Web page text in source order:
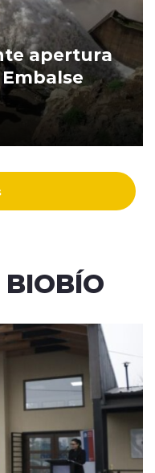
apertura